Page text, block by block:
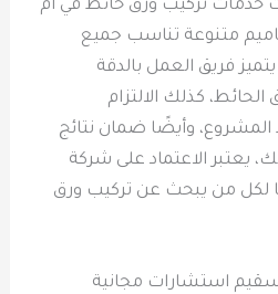
خدمات تركيب ورق حائط في أم
متنوعة تناسب جميع
فريق العمل بالدقة
الحائط، كذلك الالتزام
المشروع، وأيضًا ضمان نتائج
يعتبر الاعتماد على شركة
لكل من يبحث عن تركيب ورق
استشارات مجانية